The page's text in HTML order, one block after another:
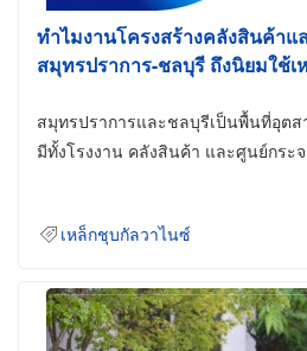
ทำไมงานโครงสร้างคลังสินค้าแ
สมุทรปราการ-ชลบุรี ถึงนิยมใช้
สมุทรปราการและชลบุรีเป็นพื้นที่อุต
มีทั้งโรงงาน คลังสินค้า และศูนย์กระ
เหล็กชุบกัลวาไนซ์